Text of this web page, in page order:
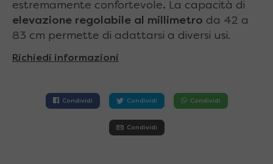
estremamente confortevole. La capacità di
elevazione regolabile al millimetro da 42 a
83 cm permette di adattarsi a diversi usi.
Richiedi informazioni
Condividi Condividi Condividi
Condividi